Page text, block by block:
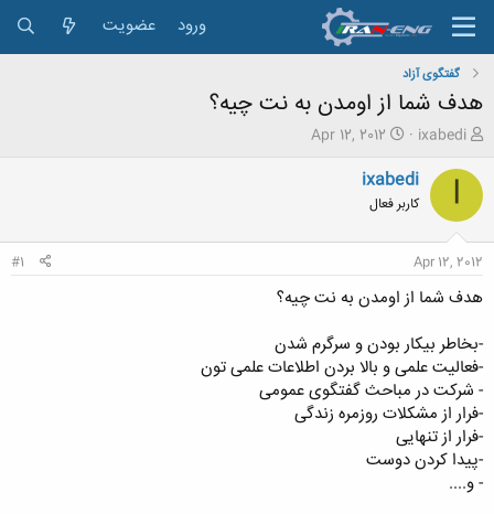
ورود عضویت
گفتگوی آزاد
هدف شما از اومدن به نت چیه؟
ش
و
ک
ه
و
ض
و
ع
ixabedi
ت
ر
خ
ع
Apr 12, 2012
I
ixabedi
کاربر فعال
Apr 12, 2012
#1
هدف شما از اومدن به نت چیه؟
-بخاطر بیکار بودن و سرگرم شدن
-فعالیت علمی و بالا بردن اطلاعات علمی تون
- شرکت در مباحث گفتگوی عمومی
-فرار از مشکلات روزمره زندگی
-فرار از تنهایی
-پیدا کردن دوست
- و....